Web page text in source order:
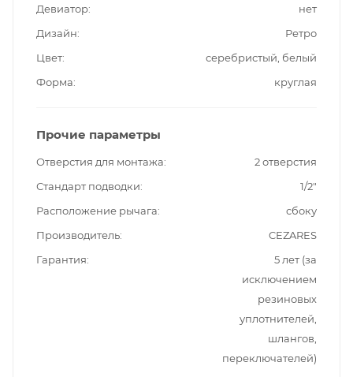
Девиатор
нет
Дизайн
Ретро
Цвет
серебристый, белый
Форма
круглая
Прочие параметры
Отверстия для монтажа
2 отверстия
Стандарт подводки
1/2"
Расположение рычага
сбоку
Производитель
CEZARES
Гарантия
5 лет (за
исключением
резиновых
уплотнителей,
шлангов,
переключателей)